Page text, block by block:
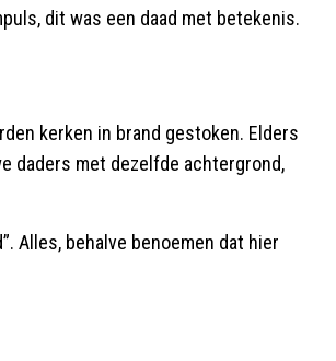
dit was een daad met betekenis.
kerken in brand gestoken. Elders
daders met dezelfde achtergrond,
Alles, behalve benoemen dat hier